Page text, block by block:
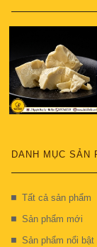
DANH MỤC SẢN
Tất cả sản phẩm
Sản phẩm mới
Sản phẩm nổi bật